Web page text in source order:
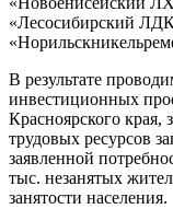
«Лесосибирский
В результате
инвестиционных
Красноярского края,
трудовых ресурсов
заявленной
тыс. незанятых
занятости населения.